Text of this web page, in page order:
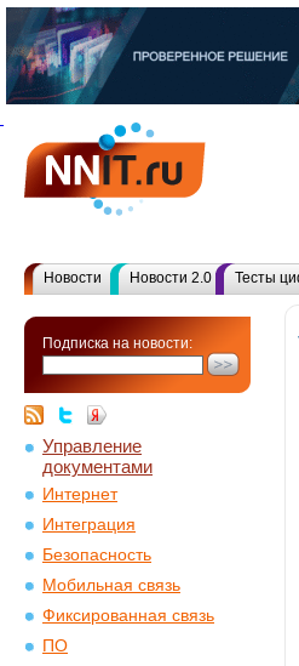
Новости Новости 2.0 Тесты
Подписка на новости:
Управление
документами
Интернет
Интеграция
Безопасность
Мобильная связь
Фиксированная связь
ПО